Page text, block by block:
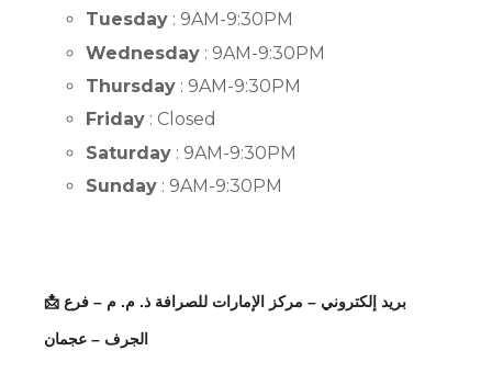
Tuesday : 9AM-9:30PM
Wednesday : 9AM-9:30PM
Thursday : 9AM-9:30PM
Friday : Closed
Saturday : 9AM-9:30PM
Sunday : 9AM-9:30PM
📩 بريد إلكتروني – مركز الإمارات للصرافة ذ. م. م – فرع
الجرف – عجمان